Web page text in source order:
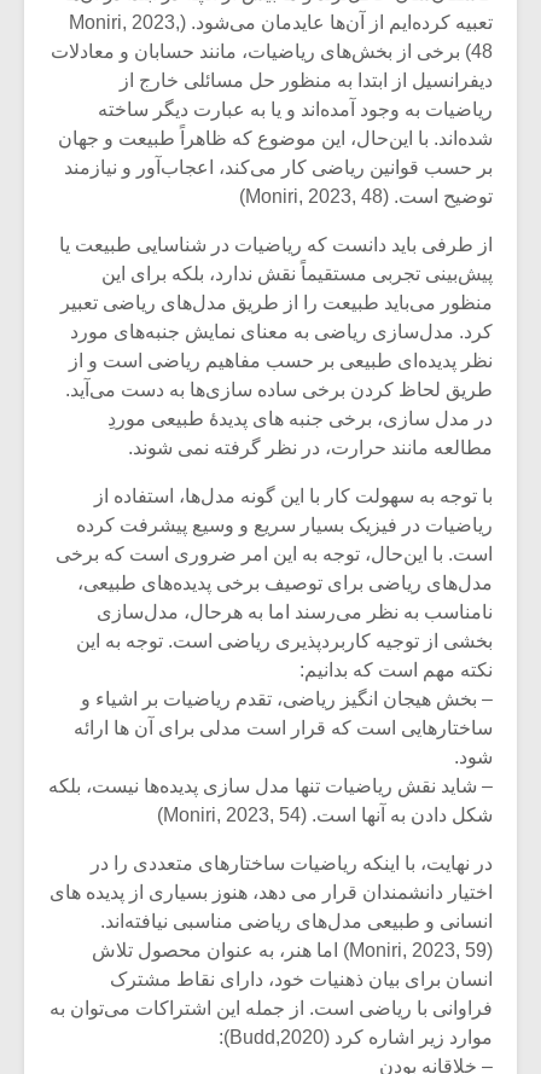
تعبیه کرده‌ایم از آن‌ها عایدمان می‌شود. (Moniri, 2023,
48) برخی از بخش‌های ریاضیات، مانند حسابان و معادلات
دیفرانسیل از ابتدا به منظور حل مسائلی خارج از
ریاضیات به وجود آمده‌اند و یا به عبارت دیگر ساخته
شده‌اند. با این‌حال، این موضوع که ظاهراً طبیعت و جهان
بر حسب قوانین ریاضی کار می‌کند، اعجاب‌آور و نیازمند
توضیح است. (Moniri, 2023, 48)
از طرفی باید دانست که ریاضیات در شناسایی طبیعت یا
پیش‌بینی تجربی مستقیماً نقش ندارد، بلکه برای این
منظور می‌باید طبیعت را از طریق مدل‌های ریاضی تعبیر
کرد. مدل‌سازی ریاضی به معنای نمایش جنبه‌های مورد
نظر پدیده‌ای طبیعی بر حسب مفاهیم ریاضی است و از
طریق لحاظ کردن برخی ساده سازی‌ها به دست می‌آید.
در مدل سازی، برخی جنبه ‌های پدیدۀ طبیعی موردِ
مطالعه مانند حرارت، در نظر گرفته نمی شوند.
با توجه به سهولت کار با این گونه مدل‌ها، استفاده از
ریاضیات در فیزیک بسیار سریع و وسیع پیشرفت کرده
است. با این‌حال، توجه به این امر ضروری است که برخی
مدل‌های ریاضی برای توصیف برخی پدیده‌های طبیعی،
نامناسب به نظر می‌رسند اما به هرحال، مدل‌سازی
بخشی از توجیه کاربرد‌پذیری ریاضی است. توجه به این
نکته مهم است که بدانیم:
– بخش هیجان انگیز ریاضی، تقدم ریاضیات بر اشیاء و
ساختارهایی است که قرار است مدلی برای آن ها ارائه
شود.
– شاید نقش ریاضیات تنها مدل سازی پدیده‌ها نیست، بلکه
شکل دادن به آنها است. (Moniri, 2023, 54)
در نهایت، با اینکه ریاضیات ساختار‌های متعددی را در
اختیار دانشمندان قرار می دهد، هنوز بسیاری از پدیده ‌های
انسانی و طبیعی مدل‌های ریاضی مناسبی نیافته‌اند.
(Moniri, 2023, 59) اما هنر، به عنوان محصول تلاش
انسان برای بیان ذهنیات خود، دارای نقاط مشترک
فراوانی با ریاضی است. از جمله این اشتراکات می‌توان به
موارد زیر اشاره کرد (Budd,2020):
– خلاقانه ‌بودن
میکلوش روژا
یادداشتی بر موسیقی
متن فیلم «متری
اگر نمی توانی
مشهورترین باشی،
بدنام ترین باش
موریس ژار
موسیقی